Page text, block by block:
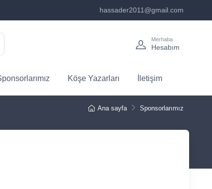
hassader2011@gmail.com
Merhaba
Hesabım
Köşe Yazarları İletişim
Ana sayfa Sponsorlarımız